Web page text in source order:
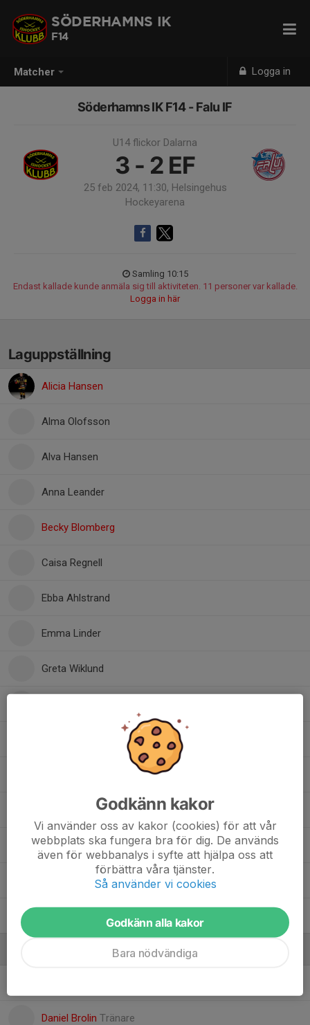
Matcher Logga in
SÖDERHAMNS IK
F14
Söderhamns IK F14 - Falu IF
U14 flickor Dalarna
3 - 2 EF
25 feb 2024, 11:30, Helsingehus
Hockeyarena
Samling 10:15
Endast kallade kunde anmäla sig till aktiviteten. 11 personer var kallade.
Logga in här
Laguppställning
Alicia Hansen
Alma Olofsson
Alva Hansen
Anna Leander
Becky Blomberg
Caisa Regnell
Ebba Ahlstrand
Emma Linder
Greta Wiklund
Thea Strand
Thelma Karlsson
Zaga Dagh-Edvardsson
Daniel Brolin Tränare
Godkänn kakor
Vi använder oss av kakor (cookies) för att vår
webbplats ska fungera bra för dig. De används
även för webbanalys i syfte att hjälpa oss att
förbättra våra tjänster.
Så använder vi cookies
Godkänn alla kakor
Bara nödvändiga